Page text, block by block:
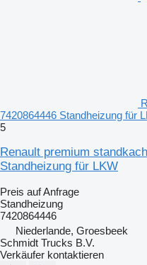
7420864446 Standheizung für
5
Renault premium
Standheizung für LKW
Preis auf Anfrage
Standheizung
7420864446
Niederlande, Groesbeek
Schmidt Trucks B.V.
Verkäufer kontaktieren